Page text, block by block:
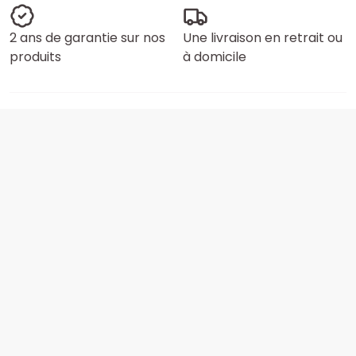
2 ans de garantie sur nos
produits
Une livraison en retrait ou
à domicile